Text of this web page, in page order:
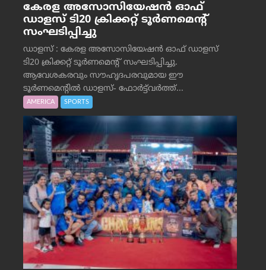
കേരള അസോസിയേഷൻ ഓഫ്
ഡാളസ് ടി20 ക്രിക്കറ്റ് ടൂർണമെന്റ്
സംഘടിപ്പിച്ചു
ഡാളസ് : കേരള അസോസിയേഷൻ ഓഫ് ഡാളസ്
ടി20 ക്രിക്കറ്റ് ടൂർണമെന്റ് സംഘടിപ്പിച്ചു.
ആവേശകരവും സൗഹൃദപരവുമായ ഈ
ടൂർണമെന്റിൽ ഡാളസ്- ഫോർട്ട്‌വര്‍ത്ത്...
AMERICA SPORTS